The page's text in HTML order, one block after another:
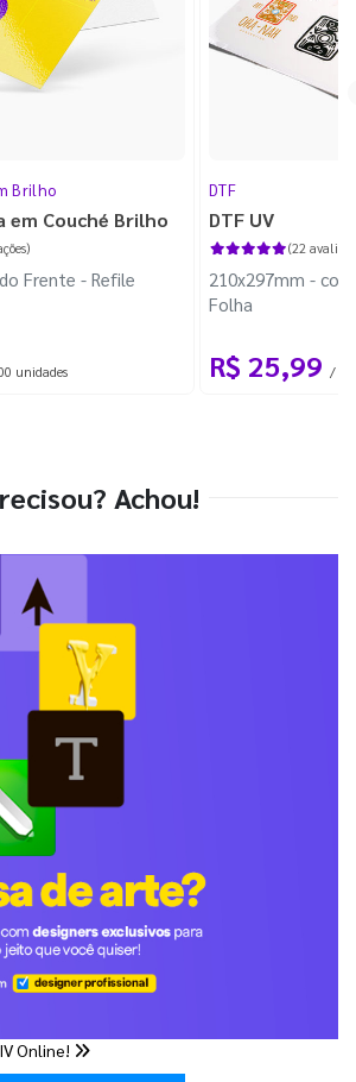
Brilho
em Couché Brilho
Frente - Refile
unidades
DTF
DTF UV
(22
210x297mm -
Folha
R$ 25,99 / 1
Achou!
Online!